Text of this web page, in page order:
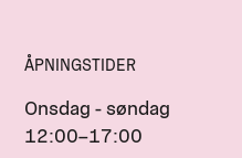
ÅPNINGSTIDER
Onsdag - søndag
12:00–17:00